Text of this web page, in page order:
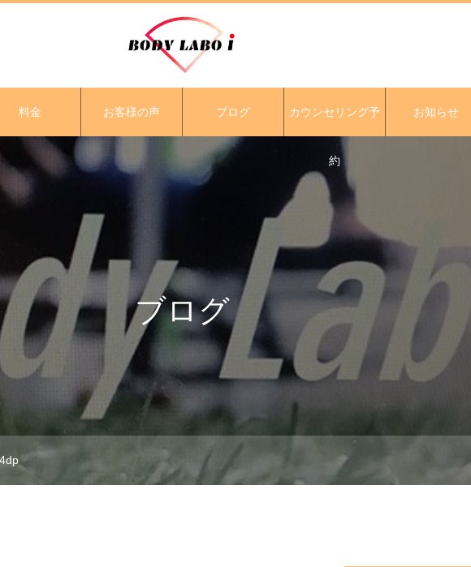
料金 お客様の声 ブログ カウンセリング予
約
お知らせ
ブログ